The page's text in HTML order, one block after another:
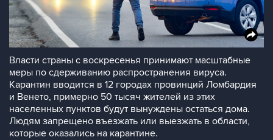
Власти страны с воскресенья принимают масштабные
меры по сдерживанию распространения вируса.
Карантин вводится в 12 городах провинций Ломбардия
и Венето, примерно 50 тысяч жителей из этих
населенных пунктов будут вынуждены остаться дома.
Людям запрещено въезжать или выезжать в области,
которые оказались на карантине.